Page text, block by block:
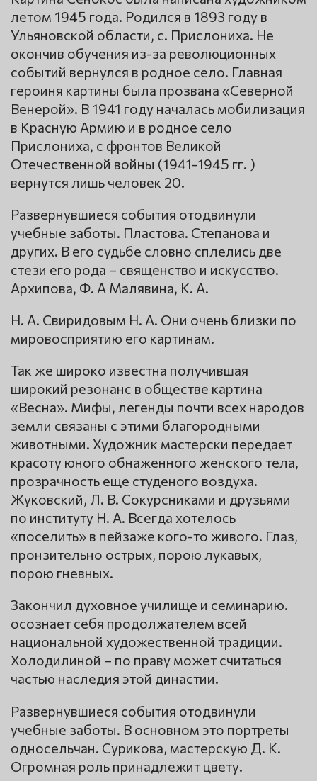
летом 1945 года. Родился в 1893 году в
Ульяновской области, с. Прислониха. Не
окончив обучения из-за революционных
событий вернулся в родное село. Главная
героиня картины была прозвана «Северной
Венерой». В 1941 году началась мобилизация
в Красную Армию и в родное село
Прислониха, с фронтов Великой
Отечественной войны (1941-1945 гг. )
вернутся лишь человек 20.
Развернувшиеся события отодвинули
учебные заботы. Пластова. Степанова и
других. В его судьбе словно сплелись две
стези его рода – священство и искусство.
Архипова, Ф. А Малявина, К. А.
Н. А. Свиридовым Н. А. Они очень близки по
мировосприятию его картинам.
Так же широко известна получившая
широкий резонанс в обществе картина
«Весна». Мифы, легенды почти всех народов
земли связаны с этими благородными
животными. Художник мастерски передает
красоту юного обнаженного женского тела,
прозрачность еще студеного воздуха.
Жуковский, Л. В. Сокурсниками и друзьями
по институту Н. А. Всегда хотелось
«поселить» в пейзаже кого-то живого. Глаз,
пронзительно острых, порою лукавых,
порою гневных.
Закончил духовное училище и семинарию.
осознает себя продолжателем всей
национальной художественной традиции.
Холодилиной – по праву может считаться
частью наследия этой династии.
Развернувшиеся события отодвинули
учебные заботы. В основном это портреты
односельчан. Сурикова, мастерскую Д. К.
Огромная роль принадлежит цвету.